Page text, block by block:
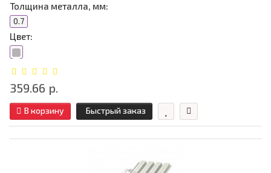
Толщина металла, мм:
0.7
Цвет:
359.66 р.
В корзину Быстрый заказ